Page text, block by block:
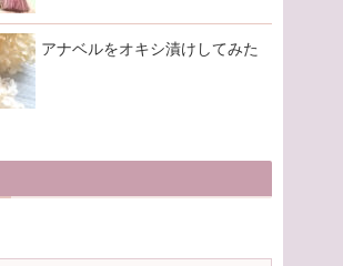
アナベルをオキシ漬けしてみた